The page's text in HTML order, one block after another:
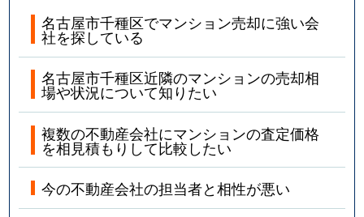
名古屋市千種区でマンション売却に強い会
社を探している
名古屋市千種区近隣のマンションの売却相
場や状況について知りたい
複数の不動産会社にマンションの査定価格
を相見積もりして比較したい
今の不動産会社の担当者と相性が悪い